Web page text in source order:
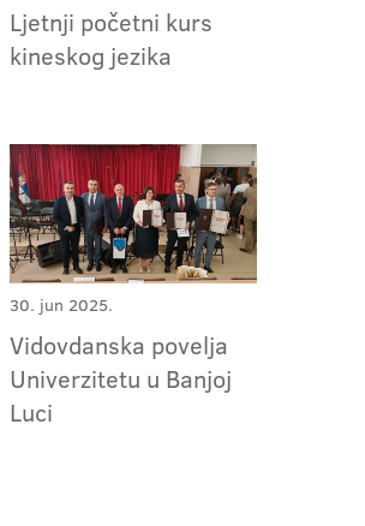
Ljetnji početni kurs
kineskog jezika
30. jun 2025.
Vidovdanska povelja
Univerzitetu u Banjoj
Luci